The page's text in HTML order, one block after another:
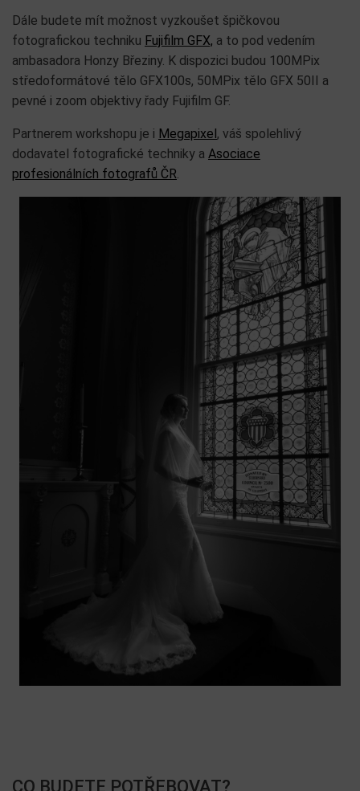
Dále budete mít možnost vyzkoušet špičkovou
fotografickou techniku Fujifilm GFX, a to pod vedením
ambasadora Honzy Březiny. K dispozici budou 100MPix
středoformátové tělo GFX100s, 50MPix tělo GFX 50II a
pevné i zoom objektivy řady Fujifilm GF.
Partnerem workshopu je i Megapixel, váš spolehlivý
dodavatel fotografické techniky a Asociace
profesionálních fotografů ČR
CO BUDETE POTŘEBOVAT?